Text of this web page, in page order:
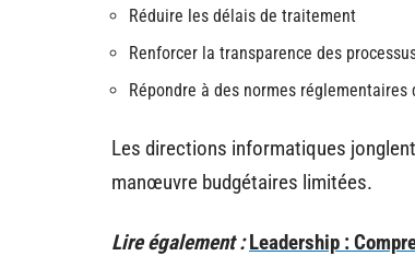
Réduire les délais de traitement
Renforcer la transparence des
Répondre à des normes
Les directions informatiques
manœuvre budgétaires limitées.
Lire également : Leadership :